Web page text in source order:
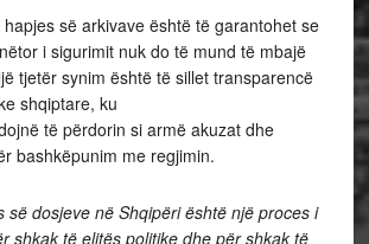
së arkivave është të garantohet se
i sigurimit nuk do të mund të mbajë
tjetër synim është të sillet transparencë
shqiptare, ku
të përdorin si armë akuzat dhe
bashkëpunim me regjimin.
së dosjeve në Shqipëri është një proces i
shkak të elitës politike dhe për shkak të